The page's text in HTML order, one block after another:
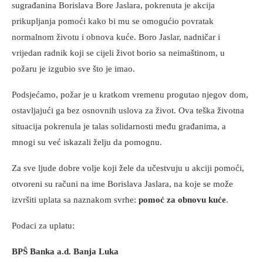
sugrađanina Borislava Bore Jaslara, pokrenuta je akcija
prikupljanja pomoći kako bi mu se omogućio povratak
normalnom životu i obnova kuće. Boro Jaslar, nadničar i
vrijedan radnik koji se cijeli život borio sa neimaštinom, u
požaru je izgubio sve što je imao.
Podsjećamo, požar je u kratkom vremenu progutao njegov dom,
ostavljajući ga bez osnovnih uslova za život. Ova teška životna
situacija pokrenula je talas solidarnosti među građanima, a
mnogi su već iskazali želju da pomognu.
Za sve ljude dobre volje koji žele da učestvuju u akciji pomoći,
otvoreni su računi na ime Borislava Jaslara, na koje se može
izvršiti uplata sa naznakom svrhe: pomoć za obnovu kuće.
Podaci za uplatu:
BPŠ Banka a.d. Banja Luka